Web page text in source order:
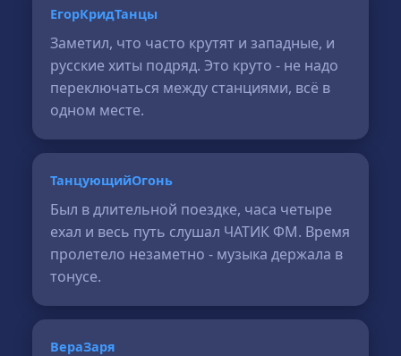
ЕгорКридТанцы
Заметил, что часто крутят и западные, и
русские хиты подряд. Это круто - не надо
переключаться между станциями, всё в
одном месте.
ТанцующийОгонь
Был в длительной поездке, часа четыре
ехал и весь путь слушал ЧАТИК ФМ. Время
пролетело незаметно - музыка держала в
тонусе.
ВераЗаря